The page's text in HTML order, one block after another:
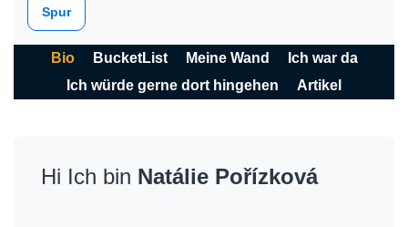
Spur
Bio BucketList Meine Wand
Ich war da
Ich würde gerne dort hingehen
Artikel
Hi Ich bin Natálie Pořízková